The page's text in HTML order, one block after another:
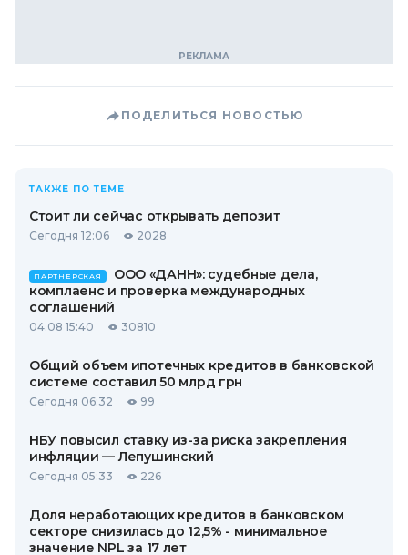
ПОДЕЛИТЬСЯ НОВОСТЬЮ
ТАКЖЕ ПО ТЕМЕ
Стоит ли сейчас открывать депозит
Сегодня 12:06 2028
ПАРТНЕРСКАЯ
ООО «ДАНН»: судебные дела,
комплаенс и проверка международных
соглашений
04.08 15:40 30810
Общий объем ипотечных кредитов в банковской
системе составил 50 млрд грн
Сегодня 06:32 99
НБУ повысил ставку из-за риска закрепления
инфляции — Лепушинский
Сегодня 05:33 226
Доля неработающих кредитов в банковском
секторе снизилась до 12,5% - минимальное
значение NPL за 17 лет